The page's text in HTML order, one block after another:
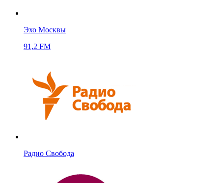
Эхо Москвы
91,2 FM
Радио Свобода